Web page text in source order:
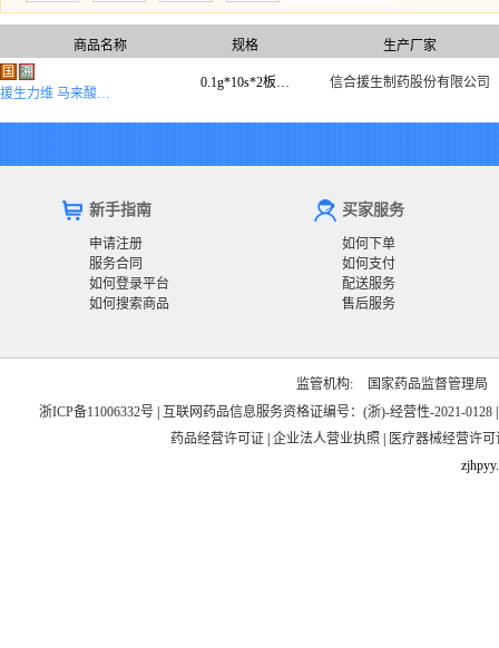
商品名称 规格 生产厂家
国 溯
援生力维 马来酸曲美布汀片
0.1g*10s*2板(薄膜衣) 信合援生制药股份有限公司
新手指南
申请注册
服务合同
如何登录平台
如何搜索商品
买家服务
如何下单
如何支付
配送服务
售后服务
监管机构:
国家药品监督管理局
浙ICP备11006332号
互联网药品信息服务资格证编号：(浙)-经营性-2021-0128
药品经营许可证
企业法人营业执照
医疗器械经营许可